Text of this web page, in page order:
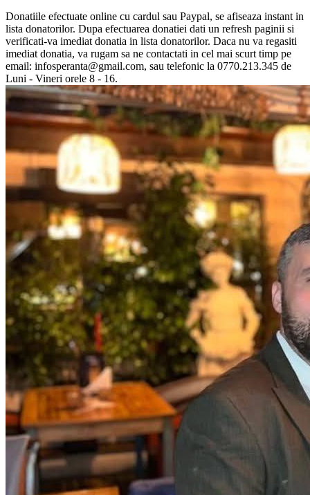
Donatiile efectuate online cu cardul sau Paypal, se afiseaza instant in
lista donatorilor. Dupa efectuarea donatiei dati un refresh paginii si
verificati-va imediat donatia in lista donatorilor. Daca nu va regasiti
imediat donatia, va rugam sa ne contactati in cel mai scurt timp pe
email: infosperanta@gmail.com, sau telefonic la 0770.213.345 de
Luni - Vineri orele 8 - 16.